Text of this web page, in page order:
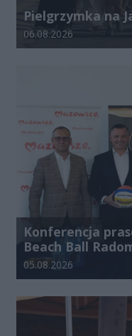
Pielgrzymka na
Data dodania galerii:
06.08.2026
Konferencja
Beach Ball
Data dodania galerii:
05.08.2026